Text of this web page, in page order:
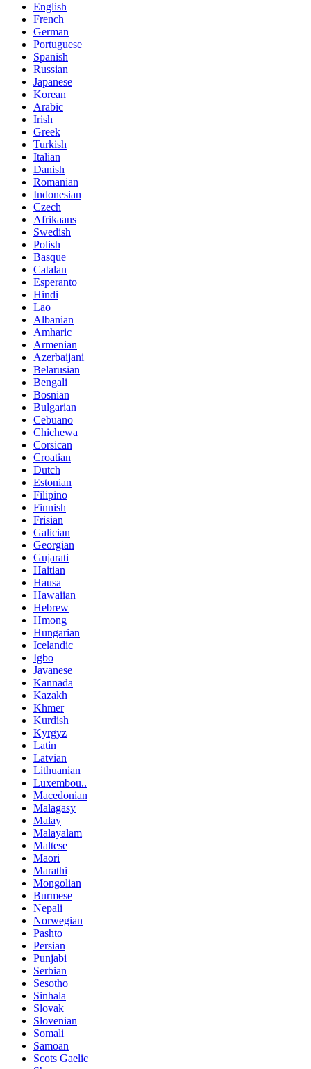
English
French
German
Portuguese
Spanish
Russian
Japanese
Korean
Arabic
Irish
Greek
Turkish
Italian
Danish
Romanian
Indonesian
Czech
Afrikaans
Swedish
Polish
Basque
Catalan
Esperanto
Hindi
Lao
Albanian
Amharic
Armenian
Azerbaijani
Belarusian
Bengali
Bosnian
Bulgarian
Cebuano
Chichewa
Corsican
Croatian
Dutch
Estonian
Filipino
Finnish
Frisian
Galician
Georgian
Gujarati
Haitian
Hausa
Hawaiian
Hebrew
Hmong
Hungarian
Icelandic
Igbo
Javanese
Kannada
Kazakh
Khmer
Kurdish
Kyrgyz
Latin
Latvian
Lithuanian
Luxembou..
Macedonian
Malagasy
Malay
Malayalam
Maltese
Maori
Marathi
Mongolian
Burmese
Nepali
Norwegian
Pashto
Persian
Punjabi
Serbian
Sesotho
Sinhala
Slovak
Slovenian
Somali
Samoan
Scots Gaelic